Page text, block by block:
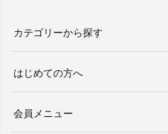
カテゴリーから探す
はじめての方へ
会員メニュー